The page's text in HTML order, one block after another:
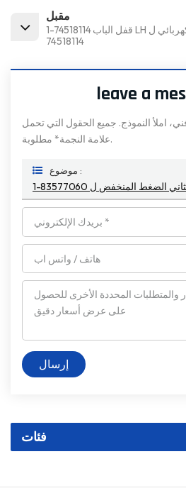
مقبل
1-74518114 قفل الباب LH كهربائي ل ISUZU 6WF1A 1-
74518114
leave a
املأ النموذج. جميع الحقول التي تحمل
علامة النجمة* مطلوبة.
موضوع :
إرسال
فئات